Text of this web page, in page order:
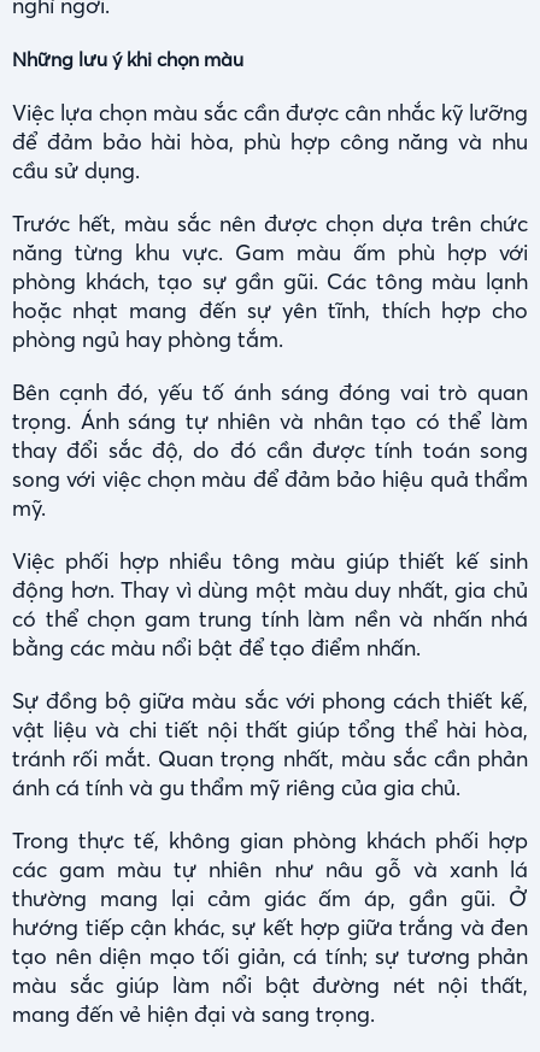
nghỉ ngơi.
Những lưu ý khi chọn màu
Việc lựa chọn màu sắc cần được cân nhắc kỹ lưỡng
để đảm bảo hài hòa, phù hợp công năng và nhu
cầu sử dụng.
Trước hết, màu sắc nên được chọn dựa trên chức
năng từng khu vực. Gam màu ấm phù hợp với
phòng khách, tạo sự gần gũi. Các tông màu lạnh
hoặc nhạt mang đến sự yên tĩnh, thích hợp cho
phòng ngủ hay phòng tắm.
Bên cạnh đó, yếu tố ánh sáng đóng vai trò quan
trọng. Ánh sáng tự nhiên và nhân tạo có thể làm
thay đổi sắc độ, do đó cần được tính toán song
song với việc chọn màu để đảm bảo hiệu quả thẩm
mỹ.
Việc phối hợp nhiều tông màu giúp thiết kế sinh
động hơn. Thay vì dùng một màu duy nhất, gia chủ
có thể chọn gam trung tính làm nền và nhấn nhá
bằng các màu nổi bật để tạo điểm nhấn.
Sự đồng bộ giữa màu sắc với phong cách thiết kế,
vật liệu và chi tiết nội thất giúp tổng thể hài hòa,
tránh rối mắt. Quan trọng nhất, màu sắc cần phản
ánh cá tính và gu thẩm mỹ riêng của gia chủ.
Trong thực tế, không gian phòng khách phối hợp
các gam màu tự nhiên như nâu gỗ và xanh lá
thường mang lại cảm giác ấm áp, gần gũi. Ở
hướng tiếp cận khác, sự kết hợp giữa trắng và đen
tạo nên diện mạo tối giản, cá tính; sự tương phản
màu sắc giúp làm nổi bật đường nét nội thất,
mang đến vẻ hiện đại và sang trọng.